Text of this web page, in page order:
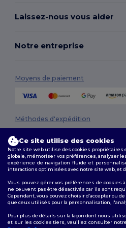
Laissez-nous vous aider
Notre entreprise
Moyens de paiement
Méthodes d'expédition
Suivez-nous
Ce site utilise des cookies
Notre site web utilise des cookies
globale, mémoriser vos préférences, analyser
expérience de navigation fluide et
interactions optimisées avec notre site web, et
Vous pouvez gérer vos préférences de
ne peuvent pas être désactivés car ils sont
Cependant, vous pouvez choisir d’accepter ou
que ceux utilisés pour la personnalisation,
Pour plus de détails sur la façon dont nous
et sur les cookies tiers, veuillez consulter notre